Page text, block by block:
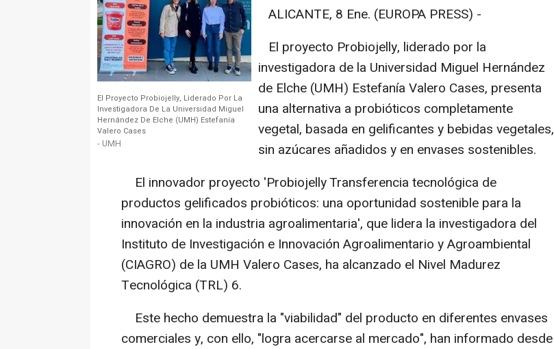
El Proyecto Probiojelly, Liderado Por La
Investigadora De La Universidad Miguel
Hernández De Elche (UMH) Estefanía
Valero Cases
- UMH
ALICANTE, 8 Ene. (EUROPA PRESS) -
El proyecto Probiojelly, liderado por la
investigadora de la Universidad Miguel Hernández
de Elche (UMH) Estefanía Valero Cases, presenta
una alternativa a probióticos completamente
vegetal, basada en gelificantes y bebidas vegetales,
sin azúcares añadidos y en envases sostenibles.
El innovador proyecto 'Probiojelly Transferencia tecnológica de
productos gelificados probióticos: una oportunidad sostenible para la
innovación en la industria agroalimentaria', que lidera la investigadora del
Instituto de Investigación e Innovación Agroalimentario y Agroambiental
(CIAGRO) de la UMH Valero Cases, ha alcanzado el Nivel Madurez
Tecnológica (TRL) 6.
Este hecho demuestra la "viabilidad" del producto en diferentes envases
comerciales y, con ello, "logra acercarse al mercado", han informado desde